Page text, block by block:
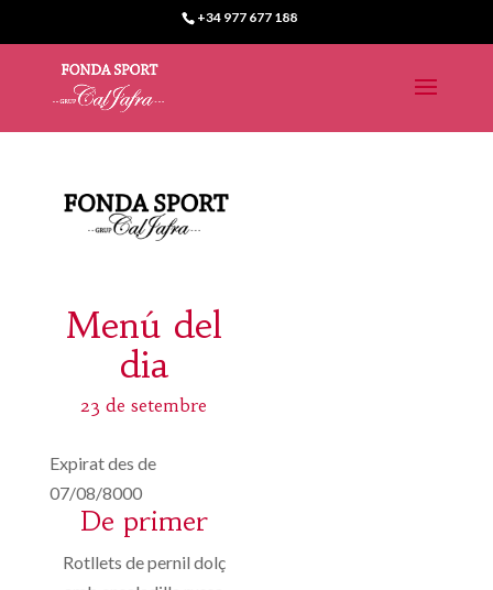
+34 977 677 188
Menú del
dia
23 de setembre
Expirat des de
07/08/8000
De primer
Rotllets de pernil dolç